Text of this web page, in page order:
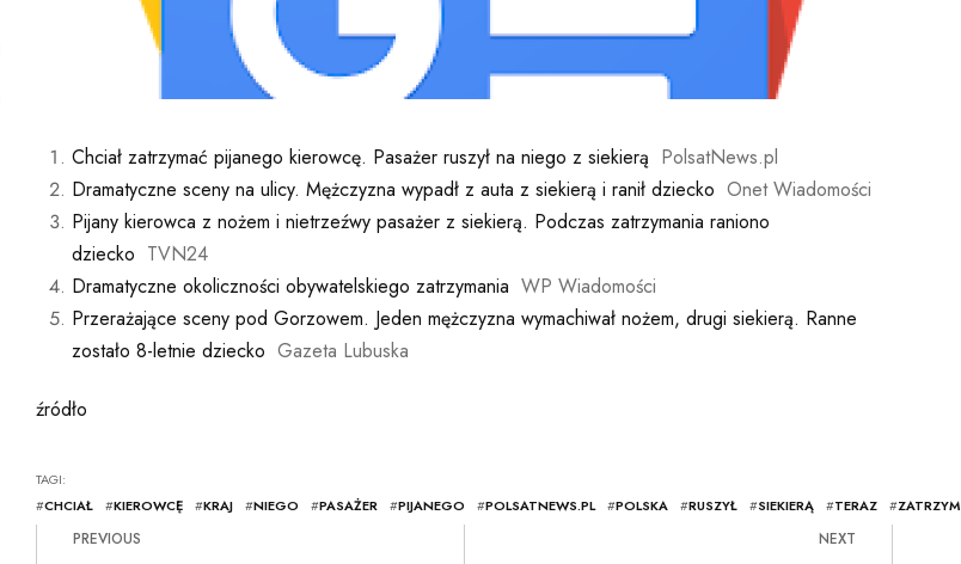
Chciał zatrzymać pijanego kierowcę. Pasażer ruszył na niego z siekierą PolsatNews.pl
Dramatyczne sceny na ulicy. Mężczyzna wypadł z auta z siekierą i ranił dziecko Onet Wiadomości
Pijany kierowca z nożem i nietrzeźwy pasażer z siekierą. Podczas zatrzymania raniono
dziecko TVN24
Dramatyczne okoliczności obywatelskiego zatrzymania WP Wiadomości
Przerażające sceny pod Gorzowem. Jeden mężczyzna wymachiwał nożem, drugi siekierą. Ranne
zostało 8-letnie dziecko Gazeta Lubuska
źródło
TAGI:
#CHCIAŁ #KIEROWCĘ #KRAJ #NIEGO #PASAŻER #PIJANEGO #POLSATNEWS.PL #POLSKA #RUSZYŁ #SIEKIERĄ #TERAZ #
PREVIOUS NEXT